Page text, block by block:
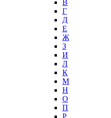
В
Г
Д
Е
Ж
З
И
Л
К
М
Н
О
П
Р